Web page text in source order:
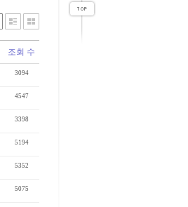
조회 수
3094
4547
3398
5194
5352
5075